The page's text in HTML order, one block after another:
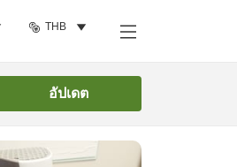
THB
อัปเดต
ค้นหาห้องพัก